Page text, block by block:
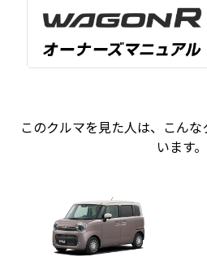
このクルマを見た人は、こん
います。